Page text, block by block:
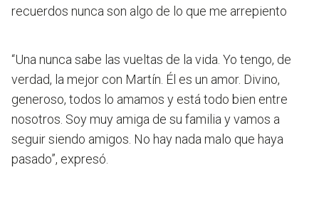
recuerdos nunca son algo de lo que me arrepiento
“Una nunca sabe las vueltas de la vida . Yo tengo, de
verdad, la mejor con Martín. Él es un amor. Divino,
generoso, todos lo amamos y está todo bien entre
nosotros . Soy muy amiga de su familia yvamos a
seguir siendo amigos. No hay nada malo que haya
pasado”, expresó.